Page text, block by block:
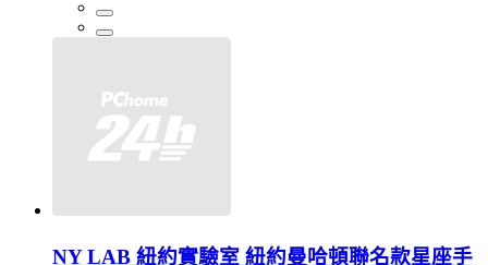
NY LAB 紐約實驗室 紐約曼哈頓聯名款星座手